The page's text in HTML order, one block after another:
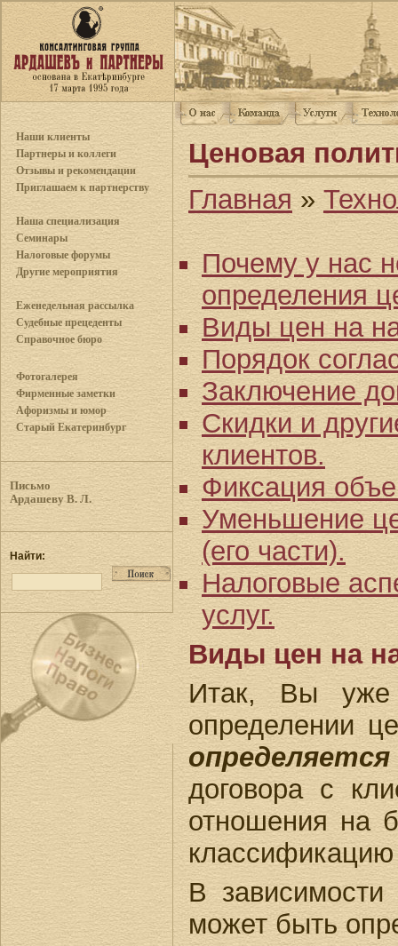
Наши клиенты
Партнеры и коллеги
Отзывы и рекомендации
Приглашаем к партнерству
Наша специализация
Семинары
Налоговые форумы
Другие мероприятия
Еженедельная рассылка
Судебные прецеденты
Справочное бюро
Фотогалерея
Фирменные заметки
Афоризмы и юмор
Старый Екатеринбург
Письмо
Ардашеву В. Л.
Найти:
Ценовая
Главная»
Почему у нас
определения
Виды цен на
Порядок
Заключение
Скидки и
клиентов.
Фиксация
Уменьшение
(его части).
Налоговые
услуг.
Виды цен на
Итак, Вы уже
определении
договора с
отношения на
В
может быть